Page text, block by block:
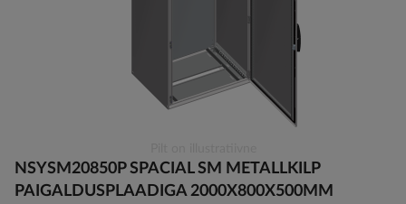
to
the
NSYSM20850P SPACIAL SM METALLKILP
PAIGALDUSPLAADIGA 2000X800X500MM